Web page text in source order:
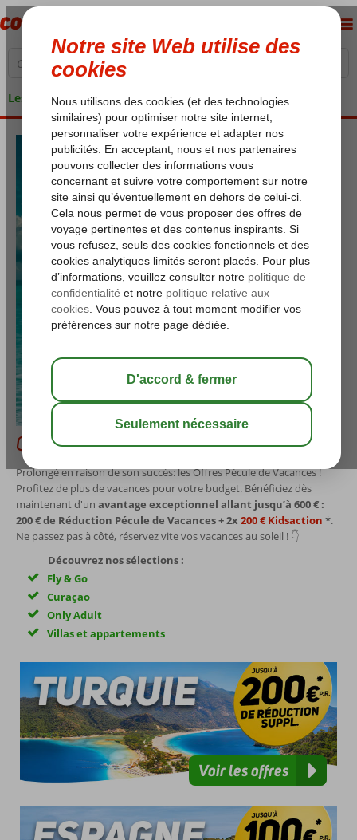
Les garanties de vacances
-51
jours
-5
heures
-41
min
-17
sec
Voir les résultats
Offres Pécule de Vacances !
Prolongé en raison de son succès: les Offres Pécule de Vacances !
Profitez de plus de vacances pour votre budget. Bénéficiez dès
maintenant d'un avantage exceptionnel allant jusqu’à 600 € :
200 € de Réduction Pécule de Vacances + 2x 200 € Kidsaction *.
Ne passez pas à côté, réservez vite vos vacances au soleil ! 👇
Découvrez nos sélections :
Fly & Go
Curaçao
Only Adult
Villas et appartements
Voir les offres